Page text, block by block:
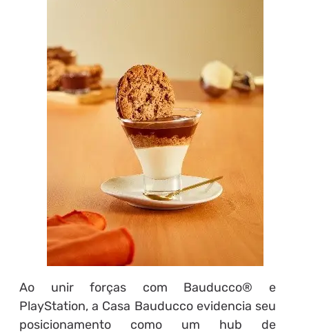
Ao unir forças com Bauducco® e
PlayStation, a Casa Bauducco evidencia seu
posicionamento como um hub de